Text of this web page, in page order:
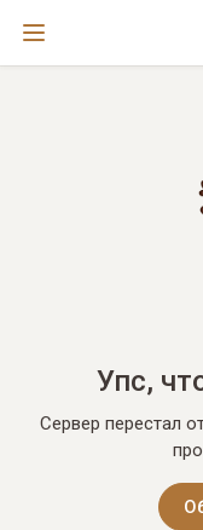
Упс,
Сервер перестал